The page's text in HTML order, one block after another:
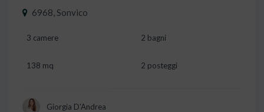
6968, Sonvico
3 camere 2 bagni
138 mq 2 posteggi
Giorgia D'Andrea